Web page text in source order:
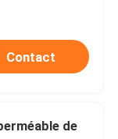
Contact
de